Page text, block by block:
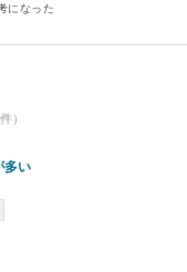
になった
）
多い